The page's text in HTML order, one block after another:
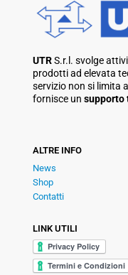
UTRS.r.l. svolge
prodotti ad elevata
servizio non si limita
fornisce un supporto
ALTRE INFO
News
Shop
Contatti
LINK UTILI